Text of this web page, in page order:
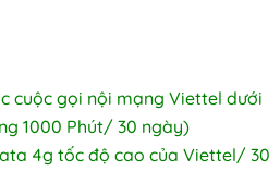
cuộc gọi nội mạng Viettel dưới
1000 Phút/ 30 ngày)
4g tốc độ cao của Viettel/ 30